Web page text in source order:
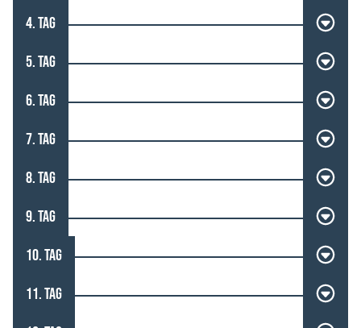
4. TAG
5. TAG
6. TAG
7. TAG
8. TAG
9. TAG
10. TAG
11. TAG